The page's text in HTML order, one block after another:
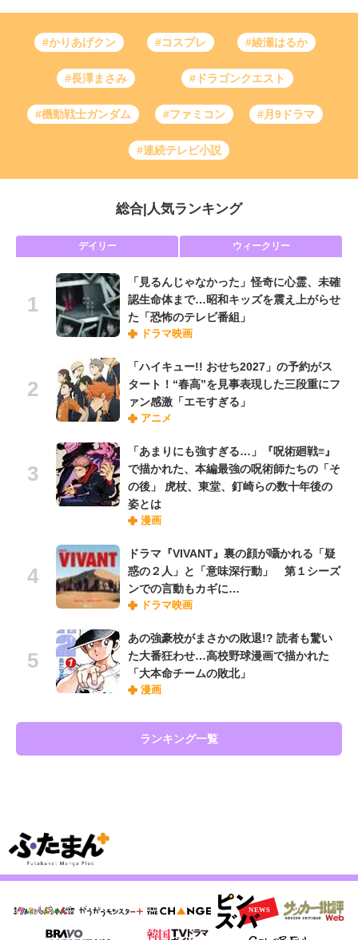
#かりあげクン #コスプレ #綾瀬はるか
#長澤まさみ #ドラゴンクエスト
#機動戦士ガンダム #ファミコン #月9ドラマ
#連続テレビ小説
総合 人気ランキング
デイリー ウィークリー
「見るんじゃなかった」怪奇に心霊、未確
認生命体まで…昭和キッズを震え上がらせ
た「恐怖のテレビ番組」
ドラマ映画
「ハイキュー!! おせち2027」の予約がス
タート！“春高”を見事表現した三段重にフ
ァン感激「エモすぎる」
アニメ
「あまりにも強すぎる…」『呪術廻戦≡』
で描かれた、本編最強の呪術師たちの「そ
の後」 虎杖、東堂、釘崎らの数十年後の
姿とは
漫画
ドラマ『VIVANT』裏の顔が囁かれる「疑
惑の２人」と「意味深行動」 第１シーズ
ンでの言動もカギに…
ドラマ映画
あの強豪校がまさかの敗退!? 読者も驚い
た大番狂わせ…高校野球漫画で描かれた
「大本命チームの敗北」
漫画
ランキング一覧